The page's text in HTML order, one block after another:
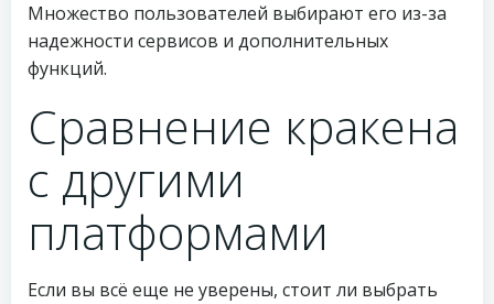
Множество пользователей выбирают его из-за
надежности сервисов и дополнительных
функций.
Сравнение кракена
с другими
платформами
Если вы всё еще не уверены, стоит ли выбрать